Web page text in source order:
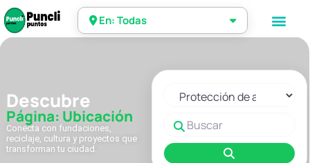
En: Todas
Descubre
Página: Ubicación
Conecta con fundaciones,
reciclaje, cultura y proyectos que
transforman tu ciudad.
Seleccionar el formulario de
Buscar